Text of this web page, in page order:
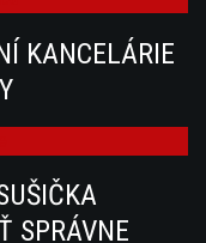
KANCELÁRIE
SPRÁVNE